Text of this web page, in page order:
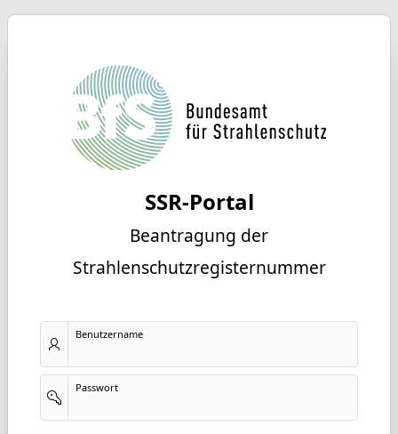
SSR-Portal
Beantragung der
Strahlenschutzregisternummer
Benutzername
Passwort